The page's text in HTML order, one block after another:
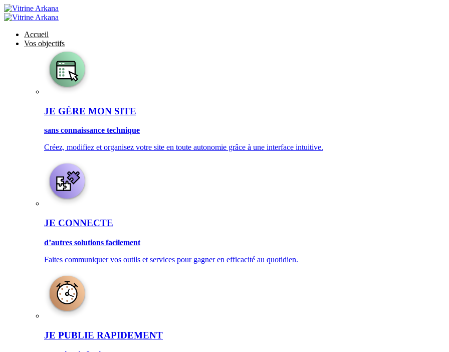
Accueil
Vos objectifs
JE GÈRE MON SITE
sans connaissance technique
Créez, modifiez et organisez votre site en toute autonomie grâce à une interface intuitive.
JE CONNECTE
d’autres solutions facilement
Faites communiquer vos outils et services pour gagner en efficacité au quotidien.
JE PUBLIE RAPIDEMENT